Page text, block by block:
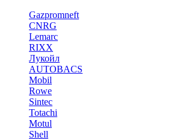
Gazpromneft
CNRG
Lemarc
RIXX
Лукойл
AUTOBACS
Mobil
Rowe
Sintec
Totachi
Motul
Shell